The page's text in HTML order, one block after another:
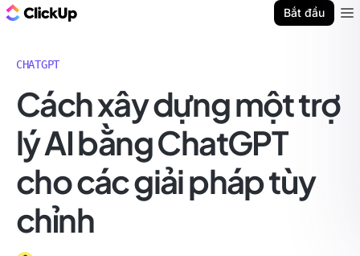
Bắt đầu
CHATGPT
Cách xây dựng một trợ
lý AI bằng ChatGPT
cho các giải pháp tùy
chỉnh